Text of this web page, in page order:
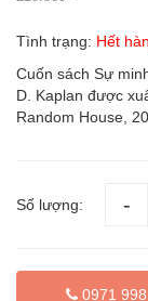
Tình trạng: Hết
Cuốn sách Sự
D. Kaplan được
Random House,
Số lượng:
0971 998